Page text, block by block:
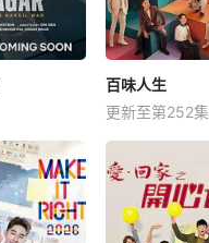
百味人生
更新至第252集